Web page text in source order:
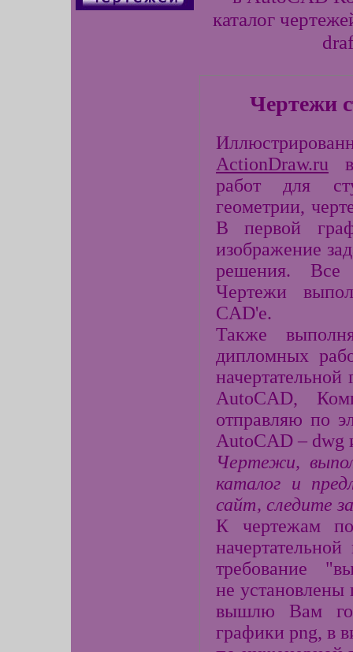
Чертежи
ActionDraw.ru
работ для
геометрии,
В первой
изображение
решения. Все
Чертежи
CAD'е.
Также
дипломных
AutoCAD,
отправляю по
AutoCAD – dwg
Чертежи,
каталог и
сайт, следите
К чертежам
требование
не установлены
вышлю Вам
графики png, в